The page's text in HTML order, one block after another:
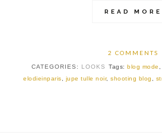
READ MORE
2 COMMENTS
CATEGORIES: LOOKS Tags: blog mode
elodieinparis
jupe tulle noir, shooting blog